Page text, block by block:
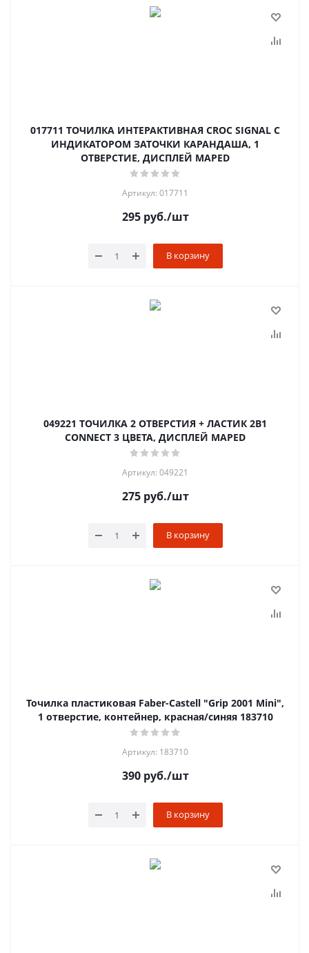
017711 ТОЧИЛКА ИНТЕРАКТИВНАЯ CROC SIGNAL С
ИНДИКАТОРОМ ЗАТОЧКИ КАРАНДАША, 1
ОТВЕРСТИЕ, ДИСПЛЕЙ MAPED
Артикул: 017711
295руб./шт
В корзину
049221 ТОЧИЛКА 2 ОТВЕРСТИЯ + ЛАСТИК 2В1
CONNECT 3 ЦВЕТА, ДИСПЛЕЙ MAPED
Артикул: 049221
275руб./шт
В корзину
Точилка пластиковая Faber-Castell "Grip 2001 Mini",
1 отверстие, контейнер, красная/синяя 183710
Артикул: 183710
390руб./шт
В корзину